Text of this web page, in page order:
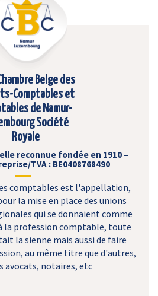
Belge des
Comptables et
de Namur-
Société
Royale
reconnue fondée en 1910 –
TVA : BE0408768490
comptables est l'appellation,
la mise en place des unions
qui se donnaient comme
la profession comptable, toute
la sienne mais aussi de faire
au même titre que d'autres,
avocats, notaires, etc